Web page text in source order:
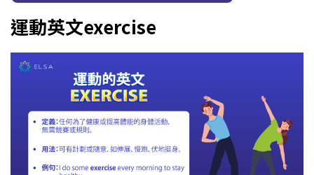
運動英文exercise